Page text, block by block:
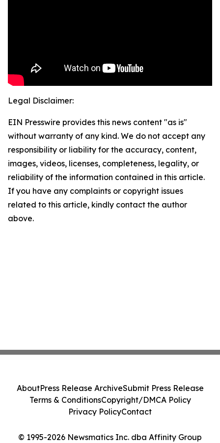
Legal Disclaimer:
EIN Presswire provides this news content "as is"
without warranty of any kind. We do not accept any
responsibility or liability for the accuracy, content,
images, videos, licenses, completeness, legality, or
reliability of the information contained in this article.
If you have any complaints or copyright issues
related to this article, kindly contact the author
above.
© 1995-2026 Newsmatics Inc. dba Affinity Group
AboutPress Release ArchiveSubmit Press Release
Terms & ConditionsCopyright/DMCA Policy
Privacy PolicyContact